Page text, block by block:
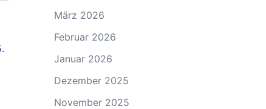
März 2026
Februar 2026
Januar 2026
Dezember 2025
November 2025